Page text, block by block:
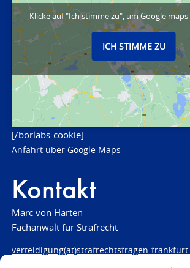
Klicke auf "Ich stimme zu", um Google
ICH STIMME ZU
[/borlabs-cookie]
Anfahrt über Google Maps
Kontakt
Marc von Harten
Fachanwalt für Strafrecht
verteidigung(at)strafrechtsfragen-